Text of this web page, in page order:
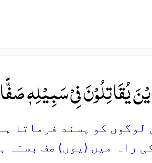
یُقَاتِلُوۡنَ فِیۡ سَبِیۡلِہٖ
لوگوں کو پسند فرماتا
راہ میں (یوں) صف بستہ